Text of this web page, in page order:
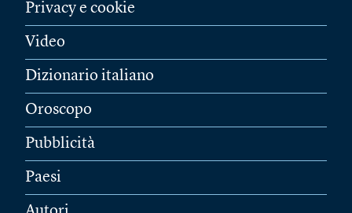
Privacy e cookie
Video
Dizionario italiano
Oroscopo
Pubblicità
Paesi